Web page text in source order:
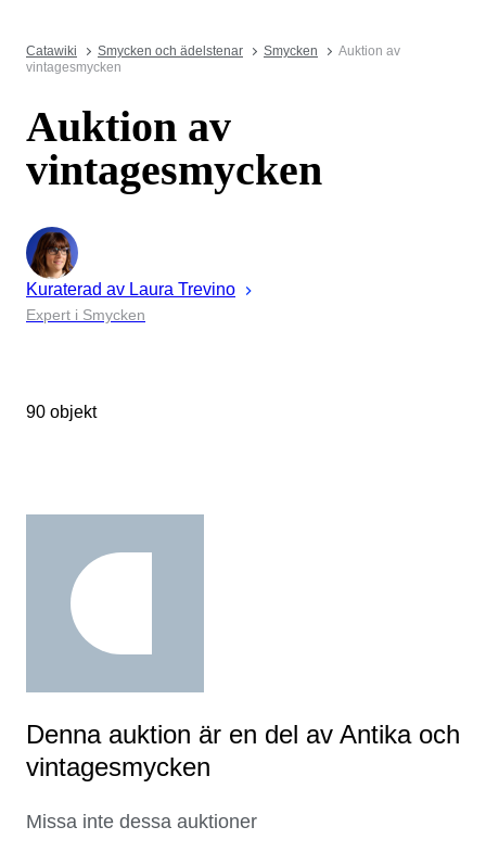
Catawiki Smycken och ädelstenar Smycken
Auktion av
vintagesmycken
Auktion av
vintagesmycken
Kuraterad av Laura Trevino
Expert i Smycken
90 objekt
Denna auktion är en del av Antika och
vintagesmycken
Missa inte dessa auktioner